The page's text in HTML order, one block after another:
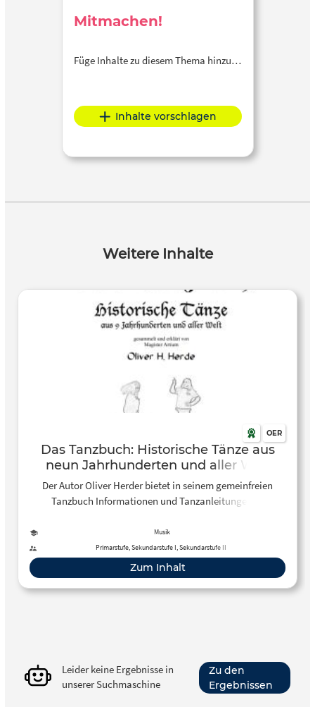
Mitmachen!
Füge Inhalte zu diesem Thema hinzu…
Inhalte vorschlagen
Weitere Inhalte
OER
Das Tanzbuch: Historische Tänze aus
neun Jahrhunderten und aller Welt
Der Autor Oliver Herder bietet in seinem gemeinfreien
Tanzbuch Informationen und Tanzanleitungen zu
Verfügung.
Musik
Primarstufe, Sekundarstufe I, Sekundarstufe II
Zum Inhalt
Leider keine Ergebnisse in
unserer Suchmaschine
Zu den
Ergebnissen